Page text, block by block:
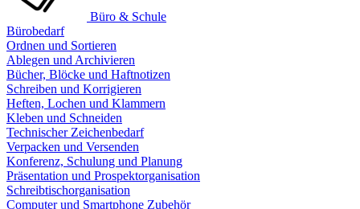
Büro & Schule
Bürobedarf
Ordnen und Sortieren
Ablegen und Archivieren
Bücher, Blöcke und Haftnotizen
Schreiben und Korrigieren
Heften, Lochen und Klammern
Kleben und Schneiden
Technischer Zeichenbedarf
Verpacken und Versenden
Konferenz, Schulung und Planung
Präsentation und Prospektorganisation
Schreibtischorganisation
Computer und Smartphone Zubehör